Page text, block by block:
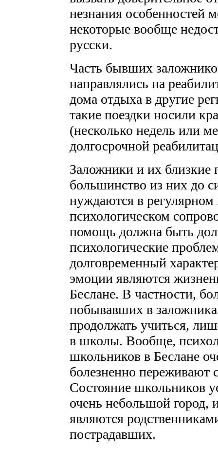
незнания особенностей
некоторые вообще
русски.
Часть бывших
направлялись на
дома отдыха в другие
такие поездки носили
(несколько недель или
долгосрочной
Заложники и их
большинство из них до
нуждаются в
психологическом
помощь должна быть
психологические
долговременный
эмоции являются
Беслане. В частности,
побывавших в
продолжать учиться,
в школы. Вообще,
школьников в Беслане
болезненно переживают
Состояние школьников
очень небольшой город,
являются
пострадавших.